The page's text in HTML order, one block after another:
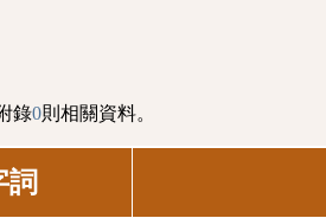
錄0則相關資料。
詞